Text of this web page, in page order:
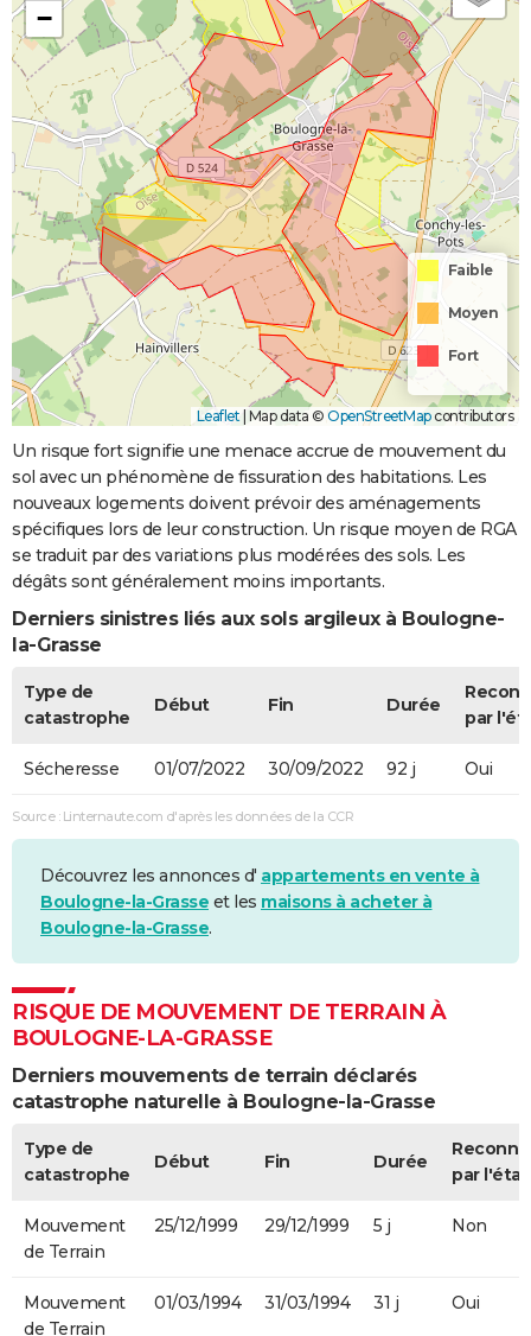
−
Faible
Moyen
Fort
Leaflet Map data © OpenStreetMapcontributors
Un risque fort signifie une menace accrue de mouvement du
sol avec un phénomène de fissuration des habitations. Les
nouveaux logements doivent prévoir des aménagements
spécifiques lors de leur construction. Un risque moyen de RGA
se traduit par des variations plus modérées des sols. Les
dégâts sont généralement moins importants.
Derniers sinistres liés aux sols argileux à Boulogne-
la-Grasse
Type de
catastrophe
Début Fin Durée
par
Sécheresse 01/07/2022 30/09/2022 92 j Oui
Source : Linternaute.com d'après les données de la CCR
Découvrez les annonces d' appartements en vente à
Boulogne-la-Grasse et les maisons à acheter à
Boulogne-la-Grasse.
RISQUE DE MOUVEMENT DE TERRAIN À
BOULOGNE-LA-GRASSE
Derniers mouvements de terrain déclarés
catastrophe naturelle à Boulogne-la-Grasse
Type de
catastrophe
Début Fin Durée
par l'état
Mouvement
de Terrain
25/12/1999 29/12/1999 5 j Non
Mouvement
de Terrain
01/03/1994 31/03/1994 31 j Oui